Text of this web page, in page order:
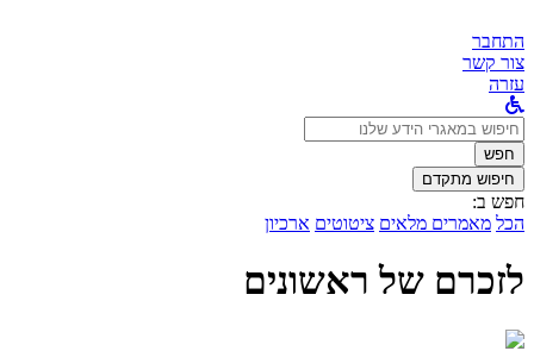
התחבר
צור קשר
עזרה
לחפש
ב:חפש
חיפוש מתקדם
חפש ב:
הכל מאמרים מלאים ציטוטים ארכיון
לזכרם של ראשונים